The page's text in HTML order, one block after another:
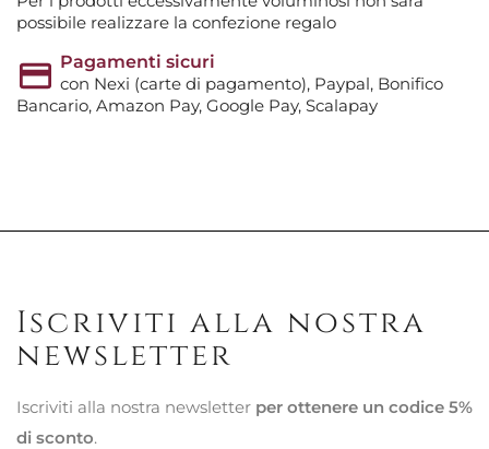
possibile realizzare la confezione regalo
Pagamenti sicuri
con Nexi (carte di pagamento), Paypal, Bonifico
Bancario, Amazon Pay, Google Pay, Scalapay
Iscriviti alla nostra
newsletter
Iscriviti alla nostra newsletter per ottenere un codice 5%
di sconto.